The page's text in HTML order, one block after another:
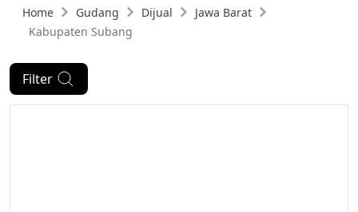
Home Gudang Dijual
Jawa Barat
Kabupaten Subang
Filter